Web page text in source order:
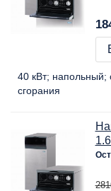
40 кВт напольный
сгорания